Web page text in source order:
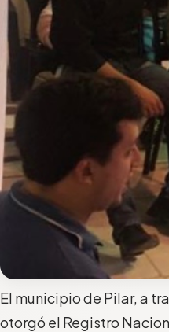
El municipio de Pilar, a
otorgó el Registro